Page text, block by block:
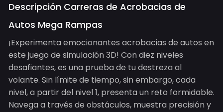
Descripción Carreras de Acrobacias de
Autos Mega Rampas
¡Experimenta emocionantes acrobacias de autos en
este juego de simulación 3D! Con diez niveles
desafiantes, es una prueba de tu destreza al
volante. Sin límite de tiempo, sin embargo, cada
nivel, a partir del nivel 1, presenta un reto formidable.
Navega a través de obstáculos, muestra precisión y